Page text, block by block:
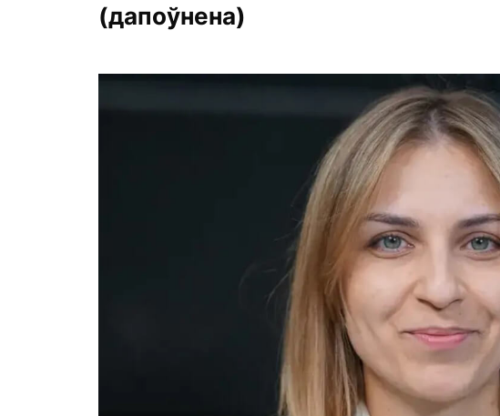
(дапоўнена)